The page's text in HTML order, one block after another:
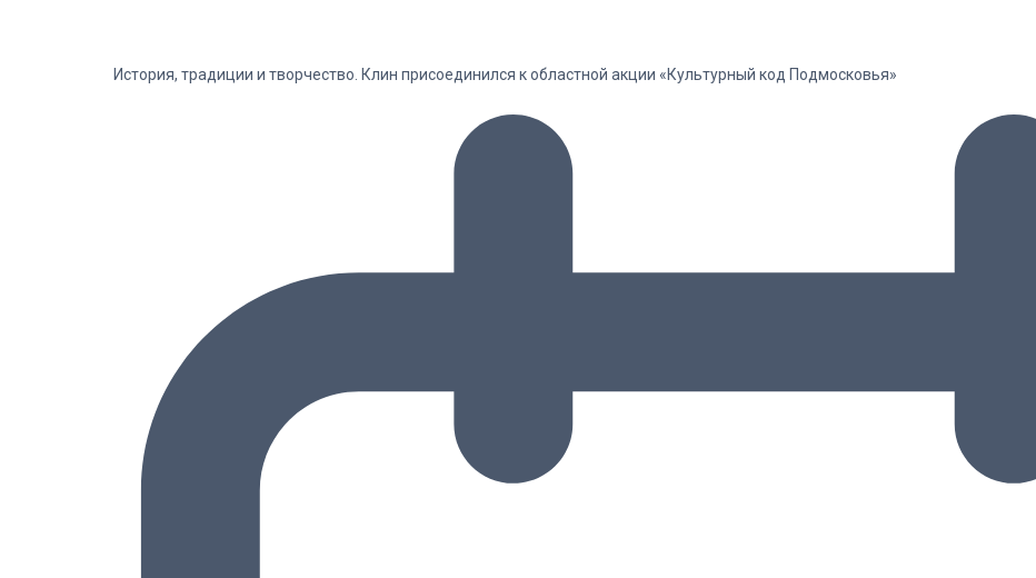
История, традиции и творчество. Клин присоединился к областной акции «Культурный код Подмосковья»